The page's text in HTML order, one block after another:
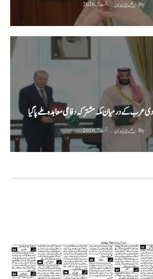
By رئیس الاخبار نیوز اگست 7, 2026
عرب کے درمیان مکہ مشترکہ دفاعی معاہدہ طے پا گیا
By رئیس الاخبار نیوز اگست 7, 2026